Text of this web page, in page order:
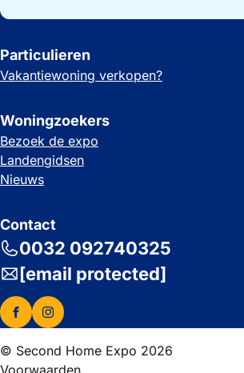
Particulieren
Vakantiewoning verkopen?
Woningzoekers
Bezoek de expo
Landengidsen
Nieuws
Contact
0032 092740325
[email protected]
© Second Home Expo 2026